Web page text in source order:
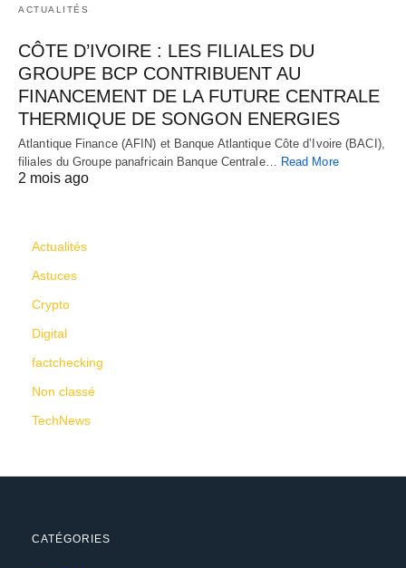
ACTUALITÉS
CÔTE D’IVOIRE : LES FILIALES DU
GROUPE BCP CONTRIBUENT AU
FINANCEMENT DE LA FUTURE CENTRALE
THERMIQUE DE SONGON ENERGIES
Atlantique Finance (AFIN) et Banque Atlantique Côte d’Ivoire (BACI),
filiales du Groupe panafricain Banque Centrale…
Read More
2 mois ago
Actualités
Astuces
Crypto
Digital
factchecking
Non classé
TechNews
CATÉGORIES